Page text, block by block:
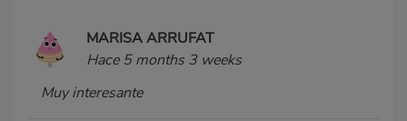
MARISA ARRUFAT
Hace 5 months 3 weeks
Muy interesante